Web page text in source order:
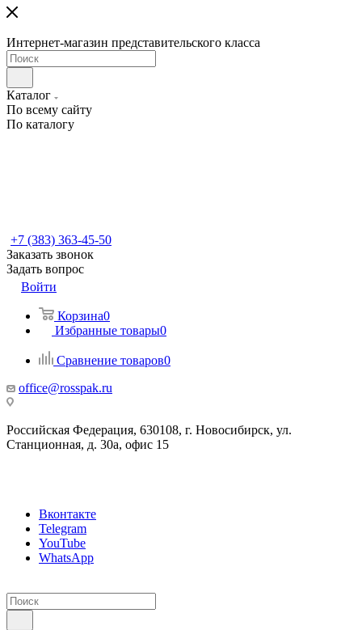
Интернет-магазин представительского класса
Каталог
По всему сайту
По каталогу
+7 (383) 363-45-50
Заказать звонок
Задать вопрос
Войти
Корзина0
Избранные товары0
Сравнение товаров0
office@rosspak.ru
Российская Федерация, 630108, г. Новосибирск, ул.
Станционная, д. 30а, офис 15
Вконтакте
Telegram
YouTube
WhatsApp